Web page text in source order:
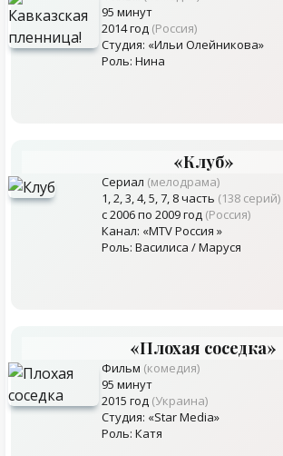
95 минут
2014 год (Россия)
Студия: «Ильи Олейникова»
Роль: Нина
«Клуб»
Сериал (мелодрама)
1, 2, 3, 4, 5, 7, 8 часть (138 серий)
с 2006 по 2009 год (Россия)
Канал: «MTV Россия »
Роль: Василиса / Маруся
«Плохая соседка»
Фильм (комедия)
95 минут
2015 год (Украина)
Студия: «Star Media»
Роль: Катя